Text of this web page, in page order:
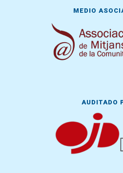
MEDIO
AUDITADO